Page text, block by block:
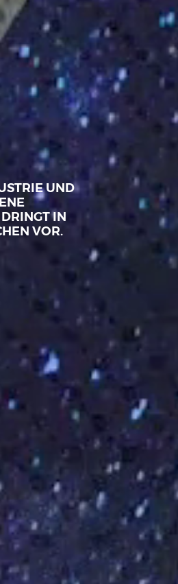
UND
IN
VOR.